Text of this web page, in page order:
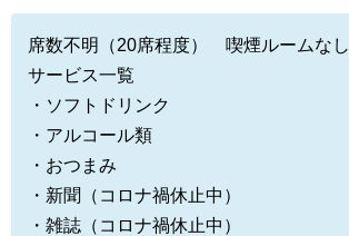
席数不明（20席程度） 喫煙ルームなし
サービス一覧
・ソフトドリンク
・アルコール類
・おつまみ
・新聞（コロナ禍休止中）
・雑誌（コロナ禍休止中）